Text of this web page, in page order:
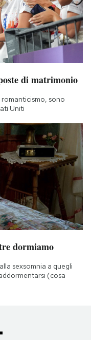
di matrimonio
sono
Uniti
dormiamo
sexsomnia a quegli
(cosa